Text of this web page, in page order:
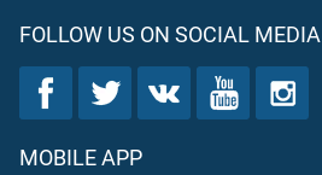
FOLLOW US ON SOCIAL MEDIA
MOBILE APP